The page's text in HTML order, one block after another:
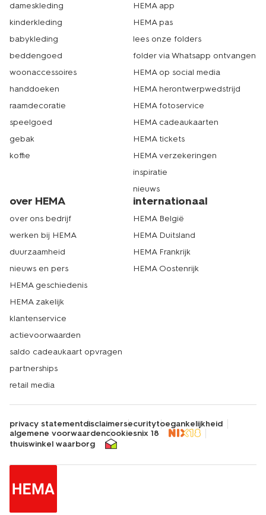
dameskleding
kinderkleding
babykleding
beddengoed
woonaccessoires
handdoeken
raamdecoratie
speelgoed
gebak
koffie
HEMA app
HEMA pas
lees onze folders
folder via Whatsapp ontvangen
HEMA op social media
HEMA herontwerpwedstrijd
HEMA fotoservice
HEMA cadeaukaarten
HEMA tickets
HEMA verzekeringen
inspiratie
nieuws
over HEMA
over ons bedrijf
werken bij HEMA
duurzaamheid
nieuws en pers
HEMA geschiedenis
HEMA zakelijk
klantenservice
actievoorwaarden
saldo cadeaukaart opvragen
partnerships
retail media
internationaal
HEMA België
HEMA Duitsland
HEMA Frankrijk
HEMA Oostenrijk
privacy statementdisclaimersecuritytoegankelijkheid
algemene voorwaardencookiesnix 18
thuiswinkel waarborg